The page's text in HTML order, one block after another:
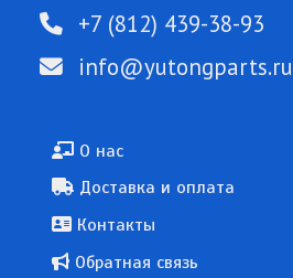
+7 (812) 439-38-93
info@yutongparts.ru
Подвал
О нас
Доставка и оплата
Контакты
Обратная связь